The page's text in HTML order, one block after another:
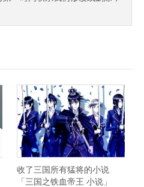
收了三国所有猛将的小说
「三国之铁血帝王 小说」